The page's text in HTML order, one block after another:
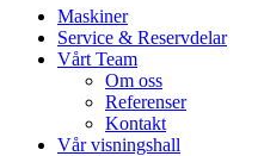
Maskiner
Service & Reservdelar
Vårt Team
Om oss
Referenser
Kontakt
Vår visningshall